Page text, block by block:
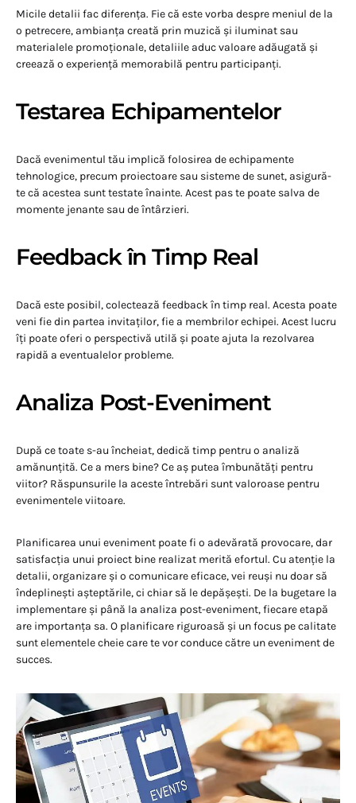
Micile detalii fac diferența. Fie că este vorba despre meniul de la
o petrecere, ambianța creată prin muzică și iluminat sau
materialele promoționale, detaliile aduc valoare adăugată și
creează o experiență memorabilă pentru participanți.
Testarea Echipamentelor
Dacă evenimentul tău implică folosirea de echipamente
tehnologice, precum proiectoare sau sisteme de sunet, asigură-
te că acestea sunt testate înainte. Acest pas te poate salva de
momente jenante sau de întârzieri.
Feedback în Timp Real
Dacă este posibil, colectează feedback în timp real. Acesta poate
veni fie din partea invitaților, fie a membrilor echipei. Acest lucru
îți poate oferi o perspectivă utilă și poate ajuta la rezolvarea
rapidă a eventualelor probleme.
Analiza Post-Eveniment
După ce toate s-au încheiat, dedică timp pentru o analiză
amănunțită. Ce a mers bine? Ce aș putea îmbunătăți pentru
viitor? Răspunsurile la aceste întrebări sunt valoroase pentru
evenimentele viitoare.
Planificarea unui eveniment poate fi o adevărată provocare, dar
satisfacția unui proiect bine realizat merită efortul. Cu atenție la
detalii, organizare și o comunicare eficace, vei reuși nu doar să
îndeplinești așteptările, ci chiar să le depășești. De la bugetare la
implementare și până la analiza post-eveniment, fiecare etapă
are importanța sa. O planificare riguroasă și un focus pe calitate
sunt elementele cheie care te vor conduce către un eveniment de
succes.